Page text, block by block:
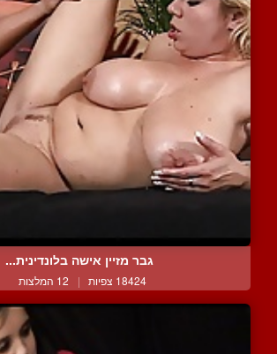
גבר מזיין אישה בלונדינית...
18424 צפיות | 12 המלצות